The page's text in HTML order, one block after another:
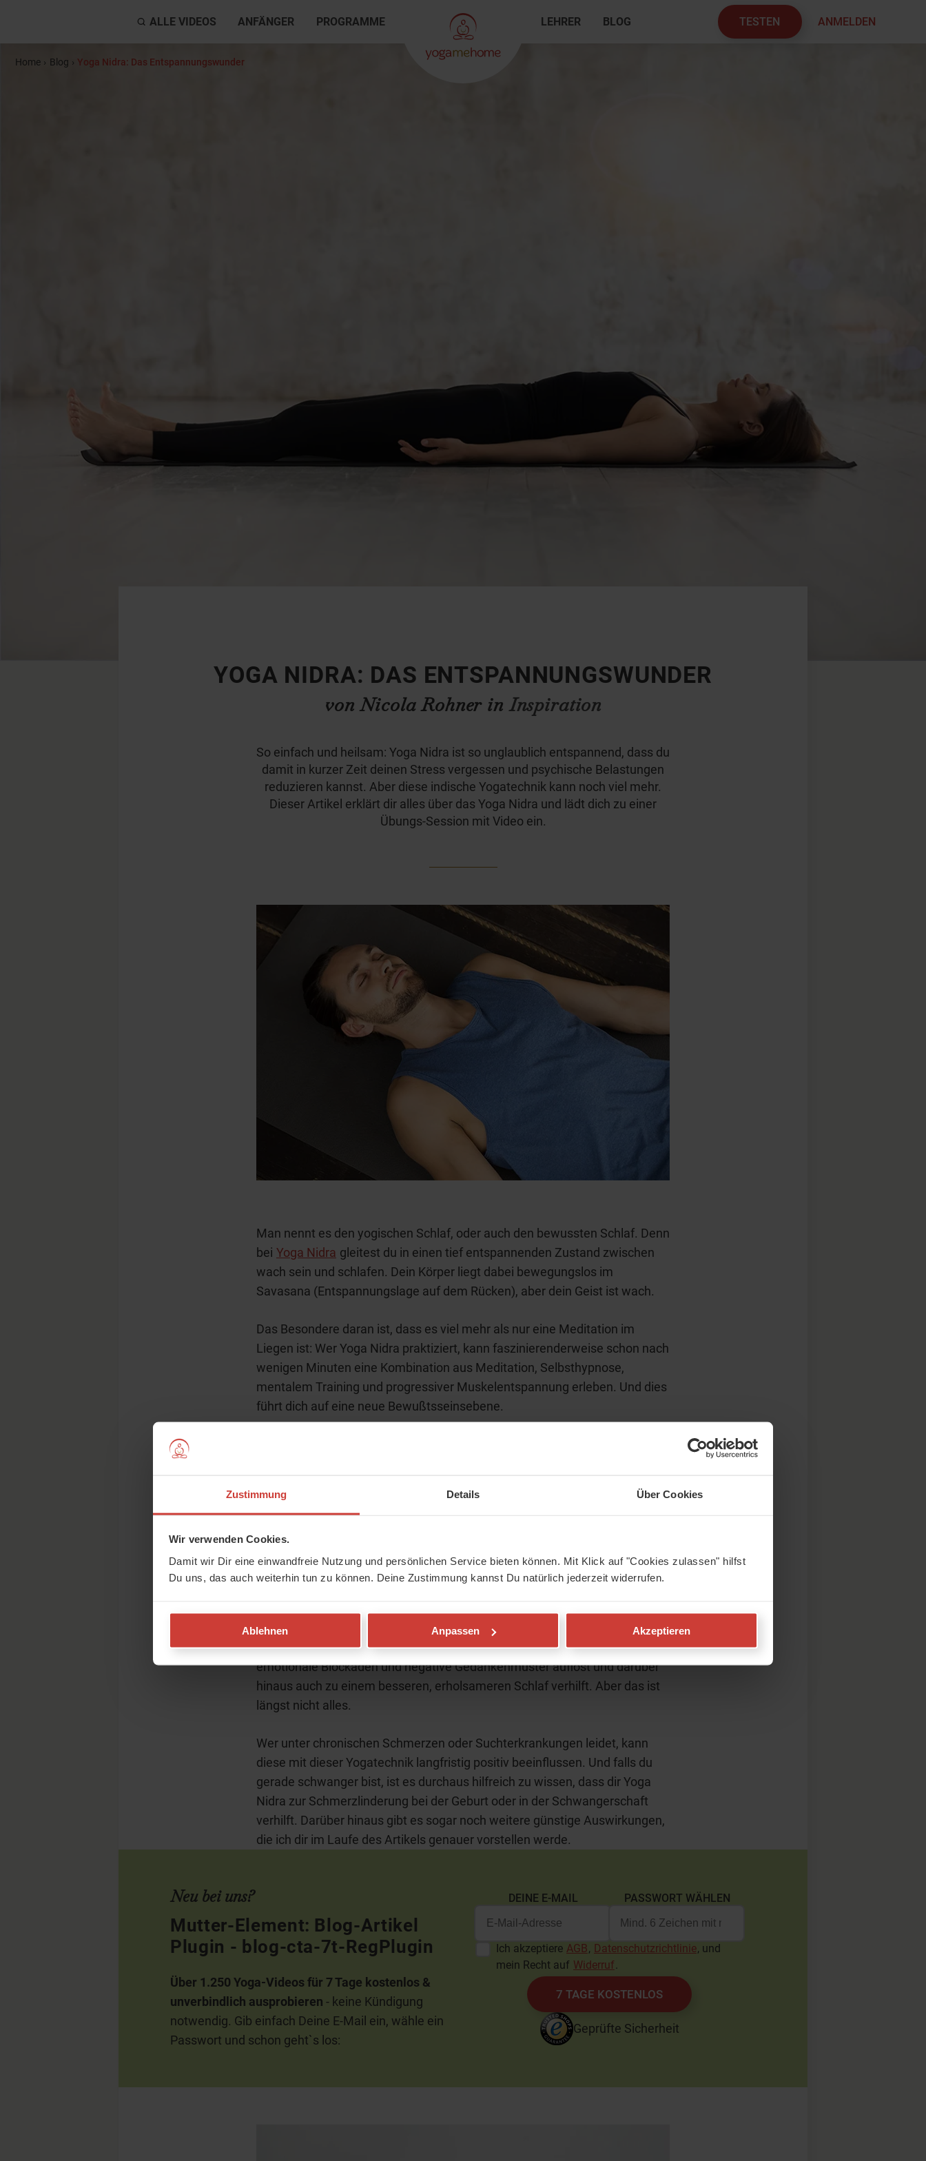
Zustimmung Details Über Cookies
Wir verwenden Cookies.
Damit wir Dir eine einwandfreie Nutzung und persönlichen Service bieten können. Mit Klick auf "Cookies zulassen" hilfst
Du uns, das auch weiterhin tun zu können. Deine Zustimmung kannst Du natürlich jederzeit widerrufen.
Ablehnen Anpassen Akzeptieren
ALLE VIDEOS ANFÄNGER PROGRAMME LEHRER BLOG TESTEN ANMELDEN
Home › Blog › Yoga Nidra: Das Entspannungswunder
YOGA NIDRA: DAS ENTSPANNUNGSWUNDER
von Nicola Rohner inInspiration
So einfach und heilsam: Yoga Nidra ist so unglaublich entspannend, dass du
damit in kurzer Zeit deinen Stress vergessen und psychische Belastungen
reduzieren kannst. Aber diese indische Yogatechnik kann noch viel mehr.
Dieser Artikel erklärt dir alles über das Yoga Nidra und lädt dich zu einer
Übungs-Session mit Video ein.
Man nennt es den yogischen Schlaf, oder auch den bewussten Schlaf. Denn
bei Yoga Nidra gleitest du in einen tief entspannenden Zustand zwischen
wach sein und schlafen. Dein Körper liegt dabei bewegungslos im
Savasana (Entspannungslage auf dem Rücken), aber dein Geist ist wach.
Das Besondere daran ist, dass es viel mehr als nur eine Meditation im
Liegen ist: Wer Yoga Nidra praktiziert, kann faszinierenderweise schon nach
wenigen Minuten eine Kombination aus Meditation, Selbsthypnose,
mentalem Training und progressiver Muskelentspannung erleben. Und dies
führt dich auf eine neue Bewußtsseinsebene.
durchführen, der mehr zu sich selbst finden will und tiefe Entspannung
Die gesundheitliche Wirkung von Yoga
Nidra:
Die meisten meiner Kursteilnehmer berichten davon, dass es vorrangig
emotionale Blockaden und negative Gedankenmuster auflöst und darüber
hinaus auch zu einem besseren, erholsameren Schlaf verhilft. Aber das ist
längst nicht alles.
Wer unter chronischen Schmerzen oder Suchterkrankungen leidet, kann
diese mit dieser Yogatechnik langfristig positiv beeinflussen. Und falls du
gerade schwanger bist, ist es durchaus hilfreich zu wissen, dass dir Yoga
Nidra zur Schmerzlinderung bei der Geburt oder in der Schwangerschaft
verhilft. Darüber hinaus gibt es sogar noch weitere günstige Auswirkungen,
die ich dir im Laufe des Artikels genauer vorstellen werde.
Neu bei uns?
Mutter-Element: Blog-Artikel
Plugin - blog-cta-7t-RegPlugin
Über 1.250 Yoga-Videos für 7 Tage kostenlos &
unverbindlich ausprobieren - keine Kündigung
notwendig. Gib einfach Deine E-Mail ein, wähle ein
Passwort und schon geht`s los:
DEINE E-MAIL PASSWORT WÄHLEN
Ich akzeptiere AGB, Datenschutzrichtlinie, und
mein Recht auf Widerruf
7 TAGE KOSTENLOS
Geprüfte Sicherheit